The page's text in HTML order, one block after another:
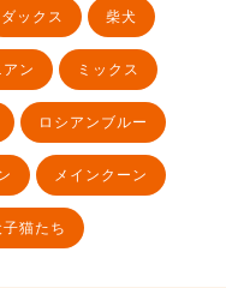
ダックス 柴犬
ン ミックス
ロシアンブルー
メインクーン
猫たち